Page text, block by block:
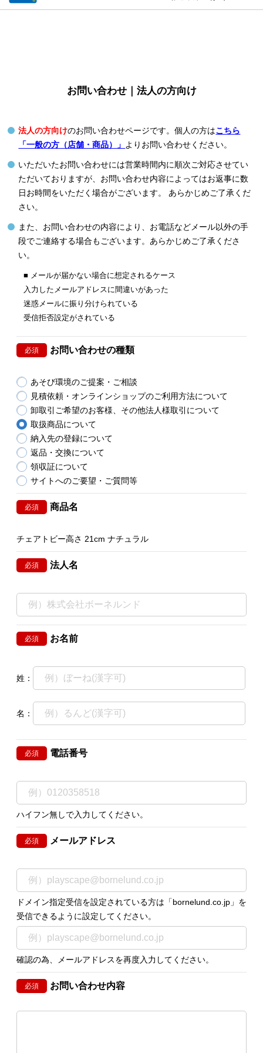
お問い合わせ｜法人の方向け
法人の方向けのお問い合わせページです。個人の方はこちら
「一般の方（店舗・商品）」 よりお問い合わせください。
いただいたお問い合わせには営業時間内に順次ご対応させてい
ただいておりますが、お問い合わせ内容によってはお返事に数
日お時間をいただく場合がございます。 あらかじめご了承くだ
さい。
また、お問い合わせの内容により、お電話などメール以外の手
段でご連絡する場合もございます。あらかじめご了承くださ
い。
■ メールが届かない場合に想定されるケース
入力したメールアドレスに間違いがあった
迷惑メールに振り分けられている
受信拒否設定がされている
必須 お問い合わせの種類
あそび環境のご提案・ご相談
見積依頼・オンラインショップのご利用方法について
卸取引ご希望のお客様、その他法人様取引について
取扱商品について
納入先の登録について
返品・交換について
領収証について
サイトへのご要望・ご質問等
必須 商品名
チェアトビー高さ 21cm ナチュラル
必須 法人名
必須 お名前
姓：
名：
必須 電話番号
ハイフン無しで入力してください。
必須 メールアドレス
ドメイン指定受信を設定されている方は「bornelund.co.jp」を
受信できるように設定してください。
確認の為、メールアドレスを再度入力してください。
必須 お問い合わせ内容